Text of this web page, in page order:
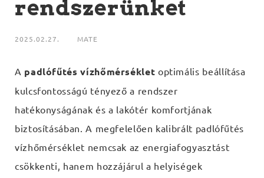
rendszerünket
2025.02.27. MATE
A padlófűtés vízhőmérséklet optimális beállítása
kulcsfontosságú tényező a rendszer
hatékonyságának és a lakótér komfortjának
biztosításában. A megfelelően kalibrált padlófűtés
vízhőmérséklet nemcsak az energiafogyasztást
csökkenti, hanem hozzájárul a helyiségek